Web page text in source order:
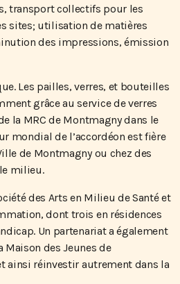
transport collectifs pour les
sites; utilisation de matières
des impressions, émission
Les pailles, verres, et bouteilles
grâce au service de verres
la MRC de Montmagny dans le
mondial de l’accordéon est fière
de Montmagny ou chez des
milieu.
des Arts en Milieu de Santé et
dont trois en résidences
Un partenariat a également
des Jeunes de
ainsi réinvestir autrement dans la